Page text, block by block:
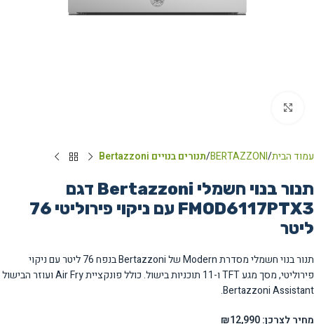
עמוד הבית BERTAZZONI תנורים בנויים Bertazzoni
תנור בנוי חשמלי Bertazzoni דגם
FMOD6117PTX3 עם ניקוי פירוליטי ‏76
‏ליטר
תנור בנוי חשמלי מסדרת Modern של Bertazzoni בנפח 76 ליטר עם ניקוי
פירוליטי, מסך מגע TFT ו-11 תוכניות בישול. כולל פונקציית Air Fry ועוזר הבישול
Bertazzoni Assistant.
מחיר לצרכן: ₪12,990